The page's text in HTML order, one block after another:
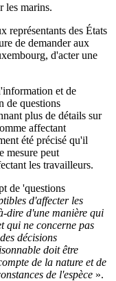
les marins.
représentants des États
de demander aux
d'acter une
et de
de questions
plus de détails sur
affectant
été précisé qu'il
mesure peut
les travailleurs.
de 'questions
d'affecter les
dire d'une manière qui
qui ne concerne pas
décisions
doit être
de la nature et de
de l'espèce ».